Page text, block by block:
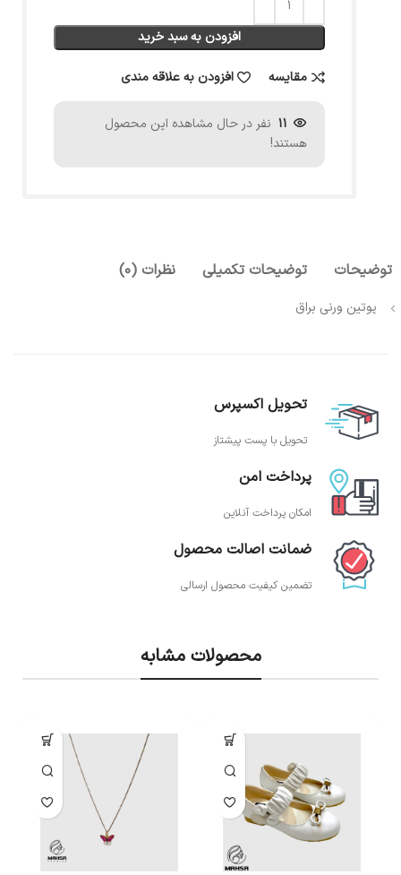
افزودن به سبد خرید
مقایسه افزودن به علاقه مندی
11 نفر در حال مشاهده این محصول
هستند!
توضیحات توضیحات تکمیلی نظرات (0)
پوتین ورنی براق
تحویل اکسپرس
تحویل با پست پیشتاز
پرداخت امن
امکان پرداخت آنلاین
ضمانت اصالت محصول
تضمین کیفیت محصول ارسالی
محصولات مشابه